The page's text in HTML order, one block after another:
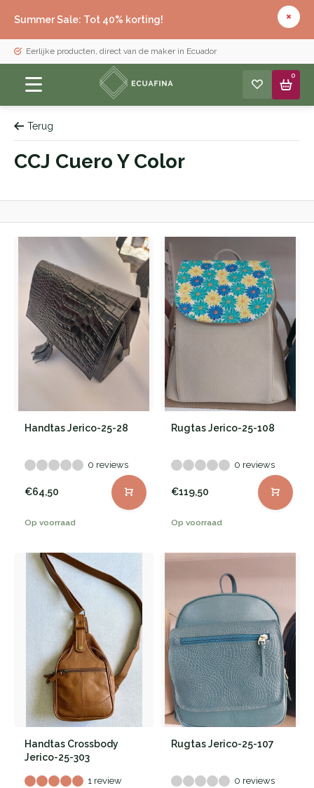
Summer Sale: Tot 40% korting!
Eerlijke producten, direct van de maker in Ecuador
0
Terug
CCJ Cuero Y Color
Handtas Jerico-25-28
0 reviews
€64,50
Op voorraad
Rugtas Jerico-25-108
0 reviews
€119,50
Op voorraad
Handtas Crossbody
Jerico-25-303
1 review
Rugtas Jerico-25-107
0 reviews